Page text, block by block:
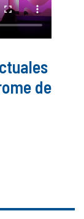
de